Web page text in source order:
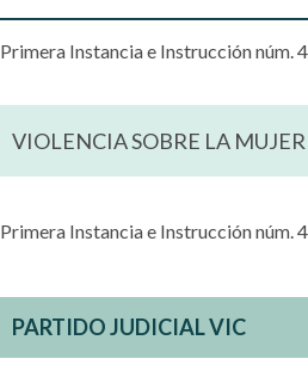
Primera Instancia e Instrucción núm.
VIOLENCIA SOBRE LA MUJER
Primera Instancia e Instrucción núm.
PARTIDO JUDICIAL VIC